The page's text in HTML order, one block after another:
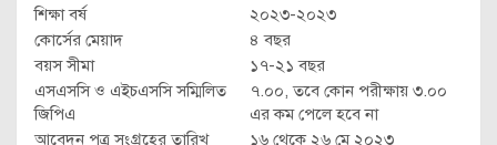
শিক্ষা বর্ষ
২০২৩-২০২৩
কোর্সের মেয়াদ
৪ বছর
বয়স সীমা
১৭-২১ বছর
এসএসসি ও এইচএসসি সম্মিলিত
জিপিএ
৭.০০, তবে কোন পরীক্ষায় ৩.০০
এর কম পেলে হবে না
আবেদন পত্র সংগ্রহের তারিখ
১৬ থেকে ২৬ মে ২০২৩